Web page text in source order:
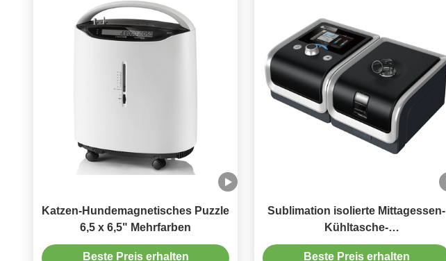
Katzen-Hundemagnetisches Puzzle
6,5 x 6,5" Mehrfarben
Beste Preis erhalten
Sublimation isolierte Mittagessen-
Kühltasche-
Nahrungsmittellieferung AZO frei
Beste Preis erhalten